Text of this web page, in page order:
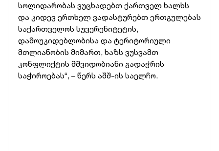
სოლიდარობას ვუცხადებთ ქართველ ხალხს
და კიდევ ერთხელ ვადასტურებთ ერთგულებას
საქართველოს სუვერენიტეტის,
დამოუკიდებლობისა და ტერიტორიული
მთლიანობის მიმართ, ხაზს ვუსვამთ
კონფლიქტის მშვიდობიანი გადაჭრის
საჭიროებას“, – წერს აშშ-ის საელჩო.